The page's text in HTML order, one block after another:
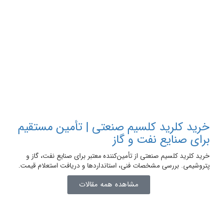
خرید کلرید کلسیم صنعتی | تأمین مستقیم
برای صنایع نفت و گاز
خرید کلرید کلسیم صنعتی از تأمین‌کننده معتبر برای صنایع نفت، گاز و
پتروشیمی. بررسی مشخصات فنی، استانداردها و دریافت استعلام قیمت.
مشاهده همه مقالات